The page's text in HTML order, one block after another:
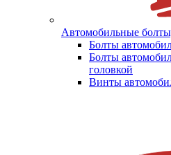
Автомобильные
Болты
Болты
головкой
Винты